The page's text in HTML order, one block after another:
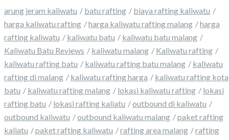
arung jeram kaliwatu batu rafting
biaya rafting kaliwatu
harga kaliwatu rafting
harga kaliwatu rafting malang
harga
rafting kaliwatu
kaliwatu batu
kaliwatu batu malang
Kaliwatu Batu Reviews
kaliwatu malang
Kaliwatu rafting
kaliwatu rafting batu
kaliwatu rafting batu malang
kaliwatu
rafting di malang
kaliwatu rafting harga
kaliwatu rafting kota
batu
kaliwatu rafting malang lokasi kaliwatu rafting
lokasi
rafting batu
lokasi rafting kaliatu
outbound di kaliwatu
outbound kaliwatu
outbound kaliwatu malang
paket rafting
kaliatu
paket rafting kaliwatu rafting area malang
rafting